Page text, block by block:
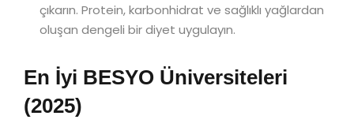
çıkarın. Protein, karbonhidrat ve sağlıklı yağlardan
oluşan dengeli bir diyet uygulayın.
En İyi BESYO Üniversiteleri
(2025)